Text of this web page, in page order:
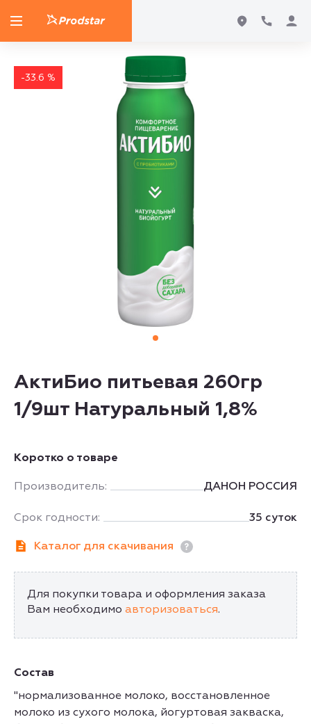
-33.6 %
АктиБио питьевая 260гр
1/9шт Натуральный 1,8%
Коротко о товаре
Производитель: ДАНОН РОССИЯ
Срок годности: 35 суток
Каталог для скачивания
Для покупки товара и оформления заказа
Вам необходимо авторизоваться.
Состав
"нормализованное молоко, восстановленное
молоко из сухого молока, йогуртовая закваска,